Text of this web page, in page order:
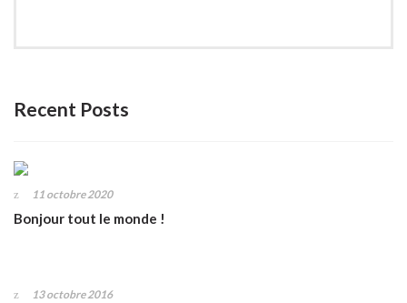
Recent Posts
11 octobre 2020
Bonjour tout le monde !
13 octobre 2016